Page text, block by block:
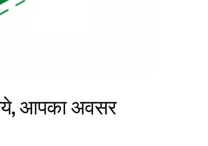
आपका अवसर